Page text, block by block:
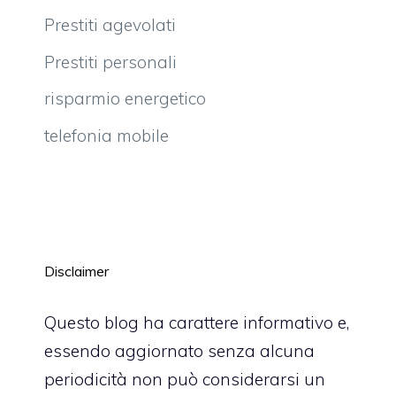
Prestiti agevolati
Prestiti personali
risparmio energetico
telefonia mobile
Disclaimer
Questo blog ha carattere informativo e,
essendo aggiornato senza alcuna
periodicità non può considerarsi un